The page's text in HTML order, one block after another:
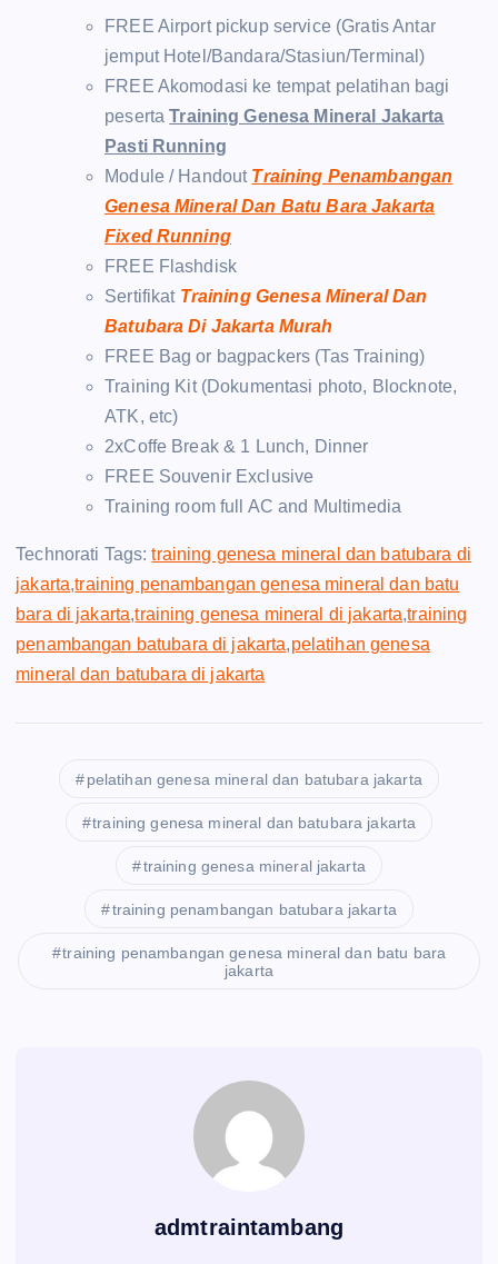
FREE Airport pickup service (Gratis Antar
jemput Hotel/Bandara/Stasiun/Terminal)
FREE Akomodasi ke tempat pelatihan bagi
pesertaTraining Genesa Mineral Jakarta
Pasti Running
Module / Handout Training Penambangan
Genesa Mineral Dan Batu Bara Jakarta
Fixed Running
FREE Flashdisk
Sertifikat Training Genesa Mineral Dan
Batubara Di Jakarta Murah
FREE Bag or bagpackers (Tas Training)
Training Kit (Dokumentasi photo, Blocknote,
ATK, etc)
2xCoffe Break & 1 Lunch, Dinner
FREE Souvenir Exclusive
Training room full AC and Multimedia
Technorati Tags:training genesa mineral dan batubara di
jakarta,training penambangan genesa mineral dan batu
bara di jakarta,training genesa mineral di jakarta,training
penambangan batubara di jakarta,pelatihan genesa
mineral dan batubara di jakarta
pelatihan genesa mineral dan batubara jakarta
training genesa mineral dan batubara jakarta
training genesa mineral jakarta
training penambangan batubara jakarta
training penambangan genesa mineral dan batu bara
jakarta
admtraintambang